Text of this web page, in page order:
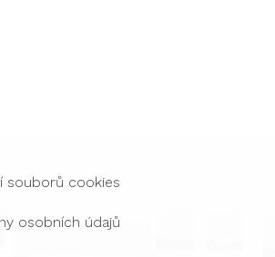
souborů cookies
osobních údajů